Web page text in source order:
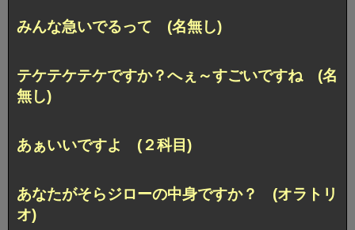
みんな急いでるって (名無し)
テケテケテケですか？へぇ～すごいですね (名
無し)
あぁいいですよ (２科目)
あなたがそらジローの中身ですか？ (オラトリ
オ)